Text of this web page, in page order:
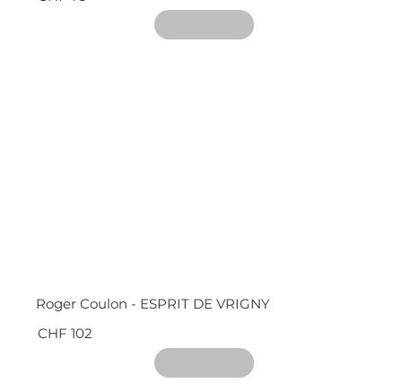
Roger Coulon - ESPRIT DE VRIGNY
CHF 102